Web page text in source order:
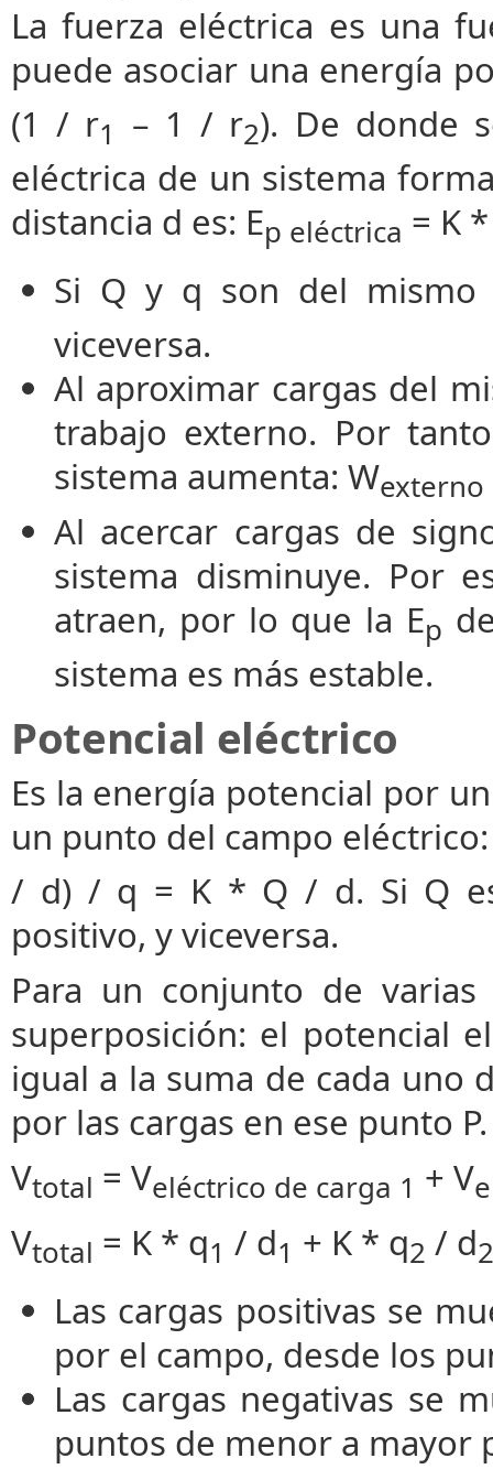
La fuerza eléctrica es una
puede asociar una energía
(1 / r1 – 1 / r2). De donde
eléctrica de un sistema
distancia d es: Ep eléctrica = K
Si Q y q son del mismo
viceversa.
Al aproximar cargas del
trabajo externo. Por
sistema aumenta: Wexterno
Al acercar cargas de
sistema disminuye. Por
atraen, por lo que la Ep
sistema es más estable.
Potencial eléctrico
Es la energía potencial por
un punto del campo
/ d) / q = K * Q / d. Si Q
positivo, y viceversa.
Para un conjunto de
superposición: el potencial
igual a la suma de cada uno
por las cargas en ese punto P.
Vtotal = Veléctrico de carga 1 + V
Vtotal = K * q1 / d1 + K * q2 / d2
Las cargas positivas se
por el campo, desde los
Las cargas negativas se
puntos de menor a mayor